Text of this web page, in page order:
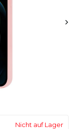
Nicht auf Lager